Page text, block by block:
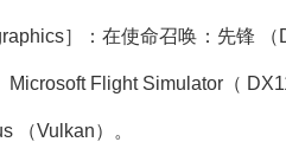
］：在使命召唤：先锋 （
Flight Simulator（
（Vulkan）。